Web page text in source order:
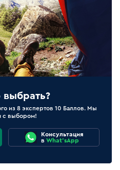
из 8 экспертов 10 Баллов. Мы
с выбором!
Консультация
в What'sApp